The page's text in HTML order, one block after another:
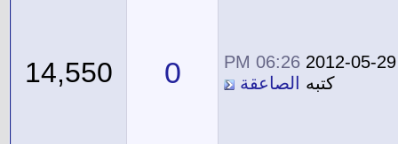
2012-05-29
06:26 PM
كتبه
الصاعقة 0
14,550